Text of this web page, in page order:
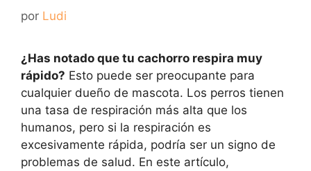
por Ludi
¿Has notado que tu cachorro respira muy
rápido? Esto puede ser preocupante para
cualquier dueño de mascota. Los perros tienen
una tasa de respiración más alta que los
humanos, pero si la respiración es
excesivamente rápida, podría ser un signo de
problemas de salud. En este artículo,